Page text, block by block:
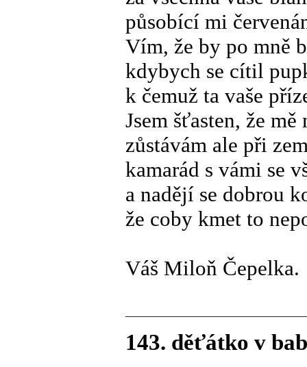
působící mi
Vím, že by po mně
kdybych se cítil
k čemuž ta vaše
Jsem šťasten, že mě
zůstávám ale při
kamarád s vámi se
a nadějí se dobrou
že coby kmet to
Váš Miloň Čepelka.
143. děťátko v